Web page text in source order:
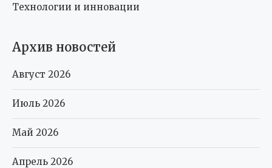
Технологии и инновации
Архив новостей
Август 2026
Июль 2026
Май 2026
Апрель 2026